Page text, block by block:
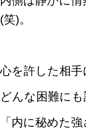
(笑)。
心を許した相
どんな困難に
「内に秘めた